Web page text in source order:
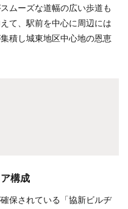
ムーズな道幅の広い歩道も
て、駅前を中心に周辺には
積し城東地区中心地の恩恵
構成
保されている「協新ビルヂ